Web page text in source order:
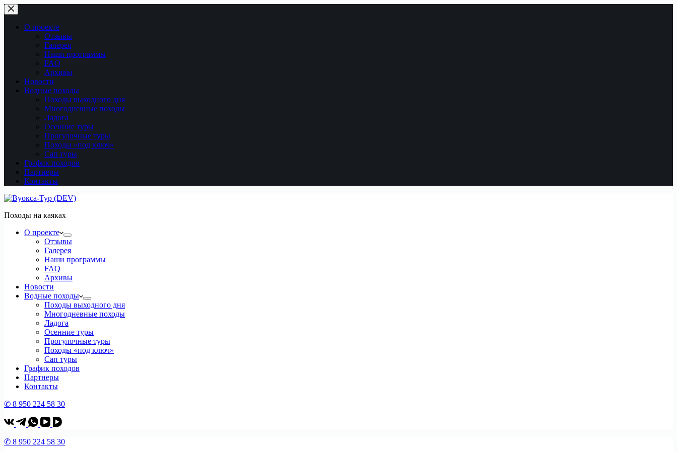
Перейти
к
сути
О проекте
Отзывы
Галерея
Наши программы
FAQ
Архивы
Новости
Водные походы
Походы выходного дня
Многодневные походы
Ладога
Осенние туры
Прогулочные туры
Походы «под ключ»
Сап туры
График походов
Партнеры
Контакты
Походы на каяках
О проекте
Отзывы
Галерея
Наши программы
FAQ
Архивы
Новости
Водные походы
Походы выходного дня
Многодневные походы
Ладога
Осенние туры
Прогулочные туры
Походы «под ключ»
Сап туры
График походов
Партнеры
Контакты
✆ 8 950 224 58 30
✆ 8 950 224 58 30